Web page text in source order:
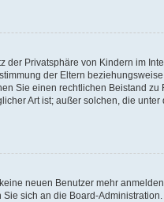
Privatsphäre von Kindern im
der Eltern
Sie einen rechtlichen Beistand
Art ist; außer solchen, die
neuen Benutzer mehr
sich an die Board-Administration.